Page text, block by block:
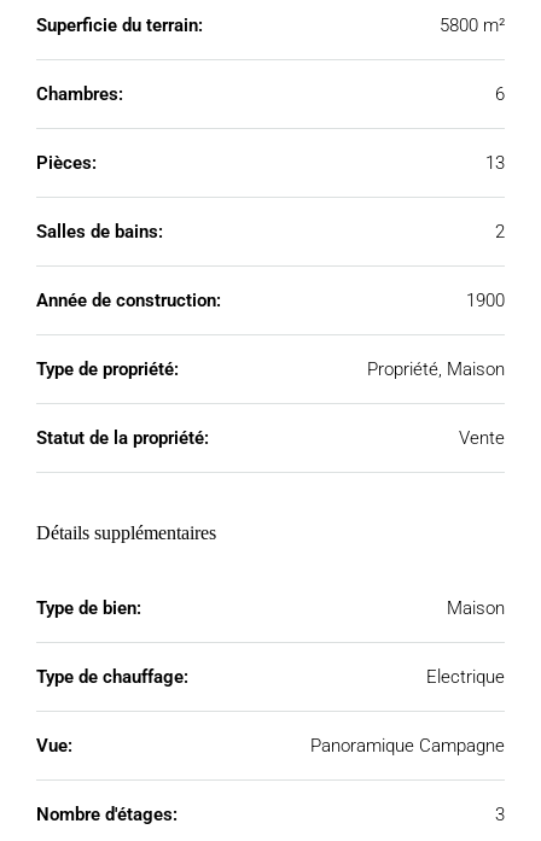
Superficie du terrain: 5800 m²
Chambres: 6
Pièces: 13
Salles de bains: 2
Année de construction: 1900
Type de propriété: Propriété, Maison
Statut de la propriété: Vente
Détails supplémentaires
Type de bien: Maison
Type de chauffage: Electrique
Vue: Panoramique Campagne
Nombre d'étages: 3